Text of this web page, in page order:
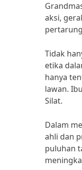
aksi,
Tidak
etika
hanya
lawan.
Silat.
Dalam
ahli dan
puluhan